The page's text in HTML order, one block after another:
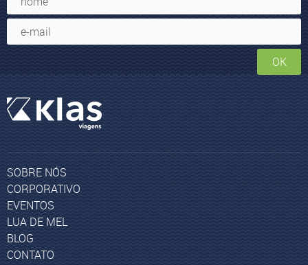
OK
SOBRE NÓS
CORPORATIVO
EVENTOS
LUA DE MEL
BLOG
CONTATO